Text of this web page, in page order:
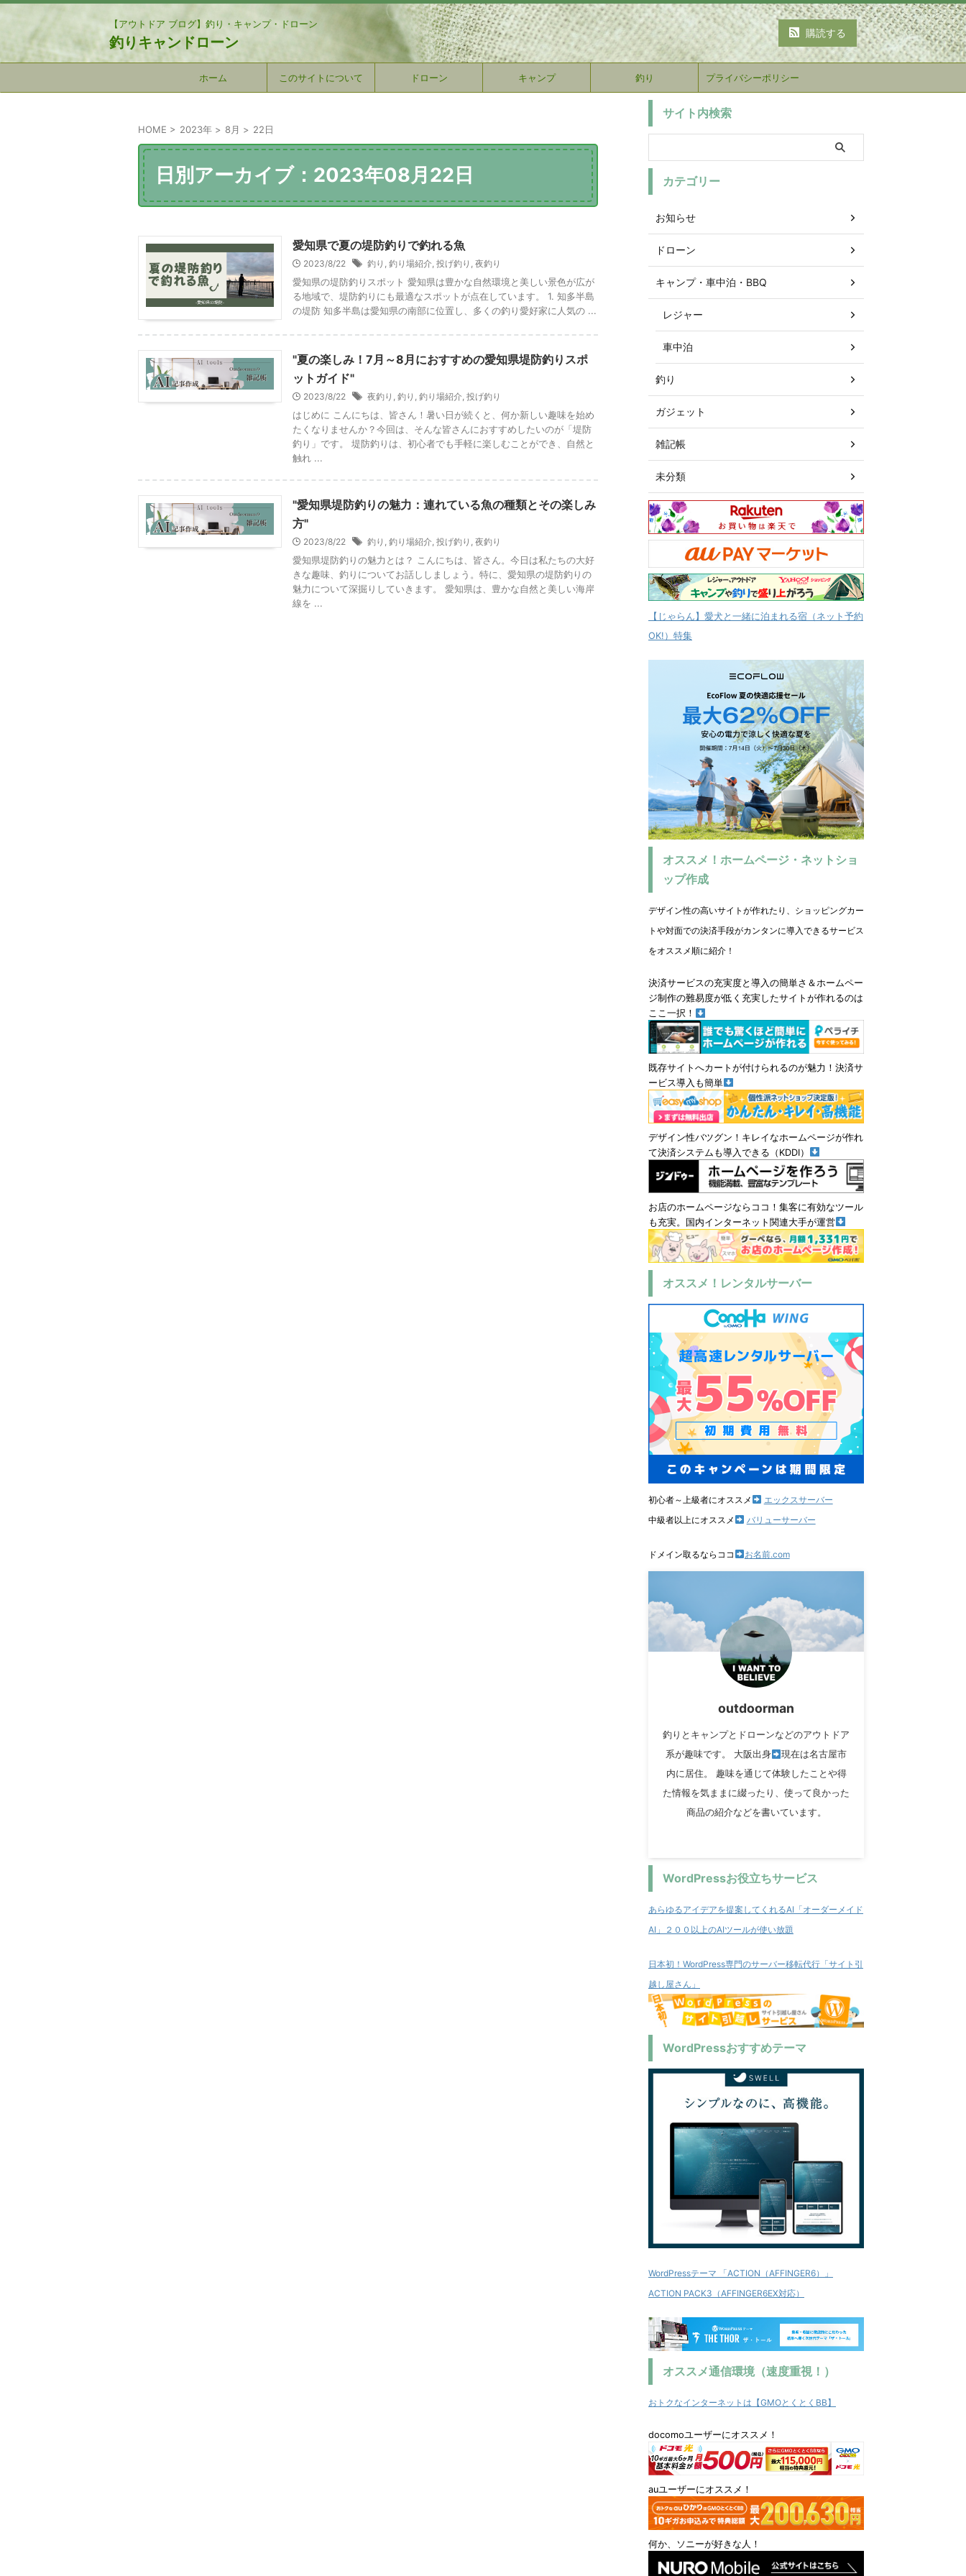
【アウトドア ブログ】釣り・キャンプ・ドローン
釣りキャンドローン
購読する
ホーム このサイトについて ドローン キャンプ 釣り プライバシーポリシー
HOME > 2023年 > 8月 > 22日
日別アーカイブ：2023年08月22日
愛知県で夏の堤防釣りで釣れる魚
2023/8/22 釣り , 釣り場紹介, 投げ釣り , 夜釣り
愛知県の堤防釣りスポット 愛知県は豊かな自然環境と美しい景色が広が
る地域で、堤防釣りにも最適なスポットが点在しています。 1. 知多半島
の堤防 知多半島は愛知県の南部に位置し、多くの釣り愛好家に人気の ...
"夏の楽しみ！7月～8月におすすめの愛知県堤防釣りスポ
ットガイド"
2023/8/22 夜釣り 釣り 釣り場紹介 投げ釣り
はじめに こんにちは、皆さん！暑い日が続くと、何か新しい趣味を始め
たくなりませんか？今回は、そんな皆さんにおすすめしたいのが「堤防
釣り」です。 堤防釣りは、初心者でも手軽に楽しむことができ、自然と
触れ ...
"愛知県堤防釣りの魅力：連れている魚の種類とその楽しみ
方"
2023/8/22 釣り 釣り場紹介 投げ釣り 夜釣り
愛知県堤防釣りの魅力とは？ こんにちは、皆さん。今日は私たちの大好
きな趣味、釣りについてお話ししましょう。特に、愛知県の堤防釣りの
魅力について深掘りしていきます。 愛知県は、豊かな自然と美しい海岸
線を ...
サイト内検索
カテゴリー
お知らせ
ドローン
キャンプ・車中泊・BBQ
レジャー
車中泊
釣り
ガジェット
雑記帳
未分類
【じゃらん】愛犬と一緒に泊まれる宿（ネット予約
OK!）特集
オススメ！ホームページ・ネットショ
ップ作成
デザイン性の高いサイトが作れたり、ショッピングカー
トや対面での決済手段がカンタンに導入できるサービス
をオススメ順に紹介！
決済サービスの充実度と導入の簡単さ＆ホームペー
ジ制作の難易度が低く充実したサイトが作れるのは
ここ一択！
既存サイトへカートが付けられるのが魅力！決済サ
ービス導入も簡単
デザイン性バツグン！キレイなホームページが作れ
て決済システムも導入できる（KDDI）
お店のホームページならココ！集客に有効なツール
も充実。国内インターネット関連大手が運営
オススメ！レンタルサーバー
初心者～上級者にオススメ
エックスサーバー
中級者以上にオススメ
バリューサーバー
ドメイン取るならココ お名前.com
outdoorman
釣りとキャンプとドローンなどのアウトドア
系が趣味です。 大阪出身
現在は名古屋市
内に居住。 趣味を通じて体験したことや得
た情報を気ままに綴ったり、使って良かった
商品の紹介などを書いています。
WordPressお役立ちサービス
あらゆるアイデアを提案してくれるAI「オーダーメイド
AI」２００以上のAIツールが使い放題
日本初！WordPress専門のサーバー移転代行「サイト引
越し屋さん」
WordPressおすすめテーマ
WordPressテーマ 「ACTION（AFFINGER6）」
ACTION PACK3（AFFINGER6EX対応）
オススメ通信環境（速度重視！）
おトクなインターネットは【GMOとくとくBB】
docomoユーザーにオススメ！
auユーザーにオススメ！
何か、ソニーが好きな人！